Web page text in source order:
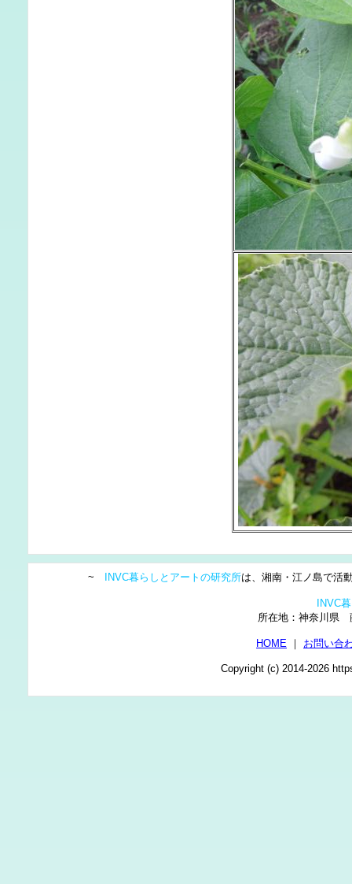
~ INVC暮らしとアートの研究所は、湘南・江ノ島で活
INVC
所在地：神奈川
HOME ｜ お問い合
Copyright (c) 2014-2026